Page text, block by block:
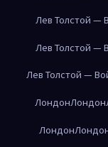
Лев Толстой —
Лев Толстой —
Лев Толстой —
ЛондонЛондон
Лондон